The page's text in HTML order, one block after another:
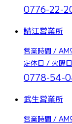
0776-22-
鯖江営業所
営業時間 /
定休日 / 火曜
0778-54-
武生営業所
営業時間 /